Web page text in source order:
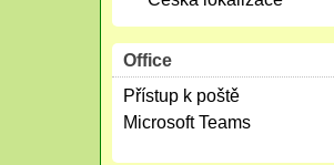
Office
Přístup k poště
Microsoft Teams